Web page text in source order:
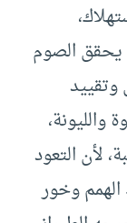
يحقق الصوم
وتقييد
والليونة،
لأن التعود
وخور